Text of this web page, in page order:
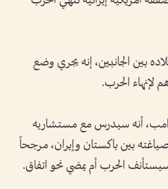
بين الجانبين، إنه يجري وضع
لإنهاء الحرب.
أنه سيدرس مع مستشاريه
بين باكستان وإيران، مرجحاً
الحرب أم يمضي نحو اتفاق.